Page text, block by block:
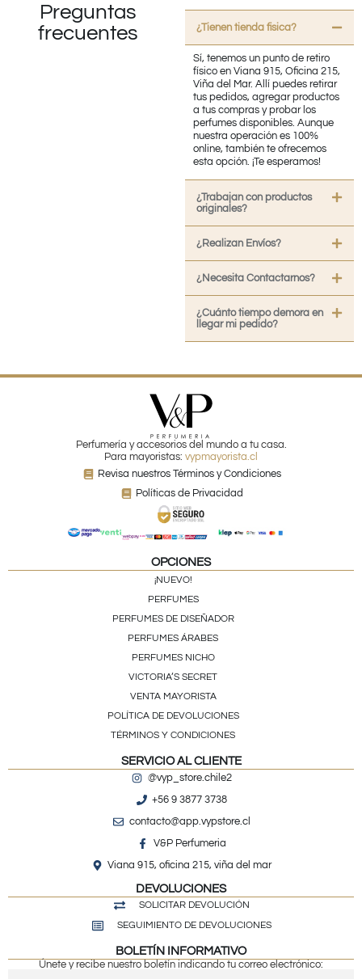
Preguntas
frecuentes
¿Tienen tienda fisica?
Sí, tenemos un punto de retiro
físico en Viana 915, Oficina 215,
Viña del Mar. Allí puedes retirar
tus pedidos, agregar productos
a tus compras y probar los
perfumes disponibles. Aunque
nuestra operación es 100%
online, también te ofrecemos
esta opción. ¡Te esperamos!
¿Trabajan con productos
originales?
¿Realizan Envíos?
¿Necesita Contactarnos?
¿Cuánto tiempo demora en
llegar mi pedido?
Perfumería y accesorios del mundo a tu casa.
Para mayoristas: vypmayorista.cl
Revisa nuestros Términos y Condiciones
Políticas de Privacidad
OPCIONES
¡NUEVO!
PERFUMES
PERFUMES DE DISEÑADOR
PERFUMES ÁRABES
PERFUMES NICHO
VICTORIA’S SECRET
VENTA MAYORISTA
POLÍTICA DE DEVOLUCIONES
TÉRMINOS Y CONDICIONES
SERVICIO AL CLIENTE
@vyp_store.chile2
+56 9 3877 3738
contacto@app.vypstore.cl
V&P Perfumeria
Viana 915, oficina 215, viña del mar
DEVOLUCIONES
SOLICITAR DEVOLUCIÓN
SEGUIMIENTO DE DEVOLUCIONES
BOLETÍN INFORMATIVO
Únete y recibe nuestro boletín indicando tu correo electrónico: